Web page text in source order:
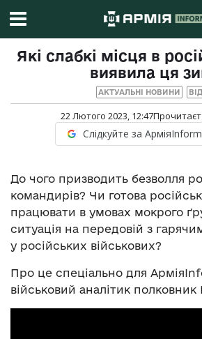
Які слабкі місця в
виявила ця
АКТУАЛЬНІ НОВИНИ
22 Лютого 2023, 12:47
Слідкуйте за
До чого призводить безволля
командирів? Чи готова
працювати в умовах мокрого
ситуація на передовій з
у російських військових?
Про це спеціально для
військовий аналітик